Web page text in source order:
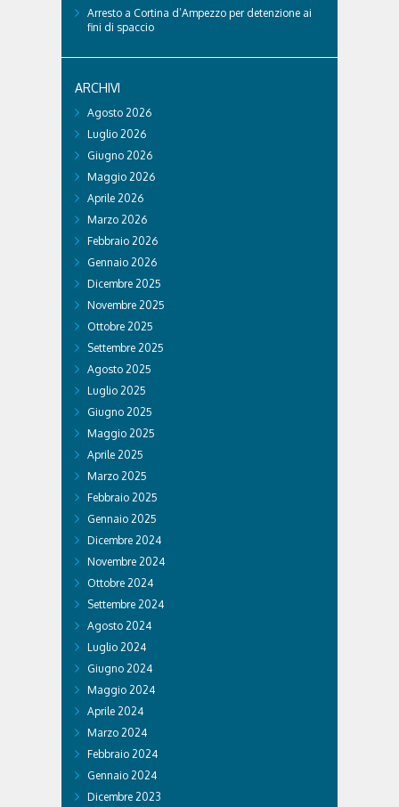
Arresto a Cortina d’Ampezzo per detenzione ai
fini di spaccio
ARCHIVI
Agosto 2026
Luglio 2026
Giugno 2026
Maggio 2026
Aprile 2026
Marzo 2026
Febbraio 2026
Gennaio 2026
Dicembre 2025
Novembre 2025
Ottobre 2025
Settembre 2025
Agosto 2025
Luglio 2025
Giugno 2025
Maggio 2025
Aprile 2025
Marzo 2025
Febbraio 2025
Gennaio 2025
Dicembre 2024
Novembre 2024
Ottobre 2024
Settembre 2024
Agosto 2024
Luglio 2024
Giugno 2024
Maggio 2024
Aprile 2024
Marzo 2024
Febbraio 2024
Gennaio 2024
Dicembre 2023